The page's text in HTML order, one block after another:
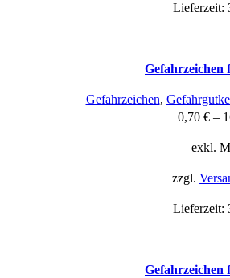
Lieferzeit:
Gefahrzeichen
Gefahrzeichen,
0,70 € –
exkl.
zzgl.
Lieferzeit:
Gefahrzeichen